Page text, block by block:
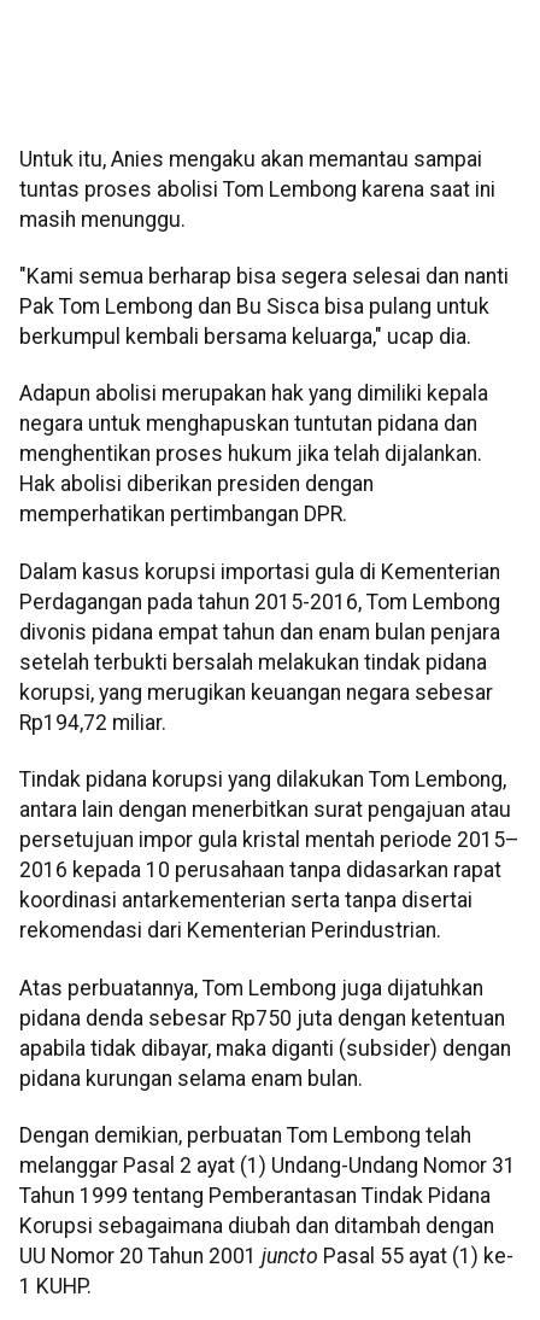
Untuk itu, Anies mengaku akan memantau sampai
tuntas proses abolisi Tom Lembong karena saat ini
masih menunggu.
"Kami semua berharap bisa segera selesai dan nanti
Pak Tom Lembong dan Bu Sisca bisa pulang untuk
berkumpul kembali bersama keluarga," ucap dia.
Adapun abolisi merupakan hak yang dimiliki kepala
negara untuk menghapuskan tuntutan pidana dan
menghentikan proses hukum jika telah dijalankan.
Hak abolisi diberikan presiden dengan
memperhatikan pertimbangan DPR.
Dalam kasus korupsi importasi gula di Kementerian
Perdagangan pada tahun 2015-2016, Tom Lembong
divonis pidana empat tahun dan enam bulan penjara
setelah terbukti bersalah melakukan tindak pidana
korupsi, yang merugikan keuangan negara sebesar
Rp194,72 miliar.
Tindak pidana korupsi yang dilakukan Tom Lembong,
antara lain dengan menerbitkan surat pengajuan atau
persetujuan impor gula kristal mentah periode 2015–
2016 kepada 10 perusahaan tanpa didasarkan rapat
koordinasi antarkementerian serta tanpa disertai
rekomendasi dari Kementerian Perindustrian.
Atas perbuatannya, Tom Lembong juga dijatuhkan
pidana denda sebesar Rp750 juta dengan ketentuan
apabila tidak dibayar, maka diganti (subsider) dengan
pidana kurungan selama enam bulan.
Dengan demikian, perbuatan Tom Lembong telah
melanggar Pasal 2 ayat (1) Undang-Undang Nomor 31
Tahun 1999 tentang Pemberantasan Tindak Pidana
Korupsi sebagaimana diubah dan ditambah dengan
UU Nomor 20 Tahun 2001 juncto Pasal 55 ayat (1) ke-
1 KUHP.